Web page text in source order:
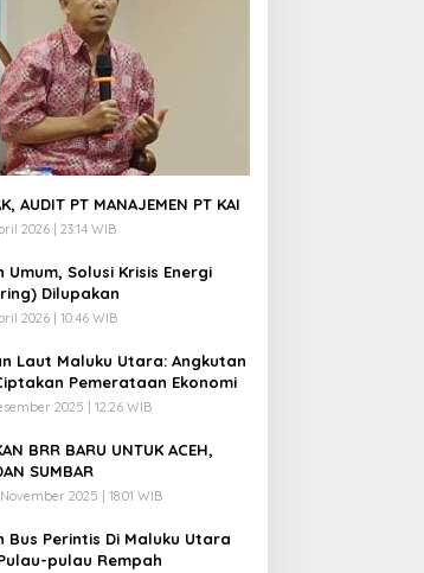
AUDIT PT MANAJEMEN PT KAI
2026 | 23:14 WIB
Umum, Solusi Krisis Energi
Dilupakan
2026 | 10:46 WIB
Laut Maluku Utara: Angkutan
Pemerataan Ekonomi
2025 | 12:26 WIB
BRR BARU UNTUK ACEH,
SUMBAR
2025 | 18:01 WIB
Bus Perintis Di Maluku Utara
pulau Rempah